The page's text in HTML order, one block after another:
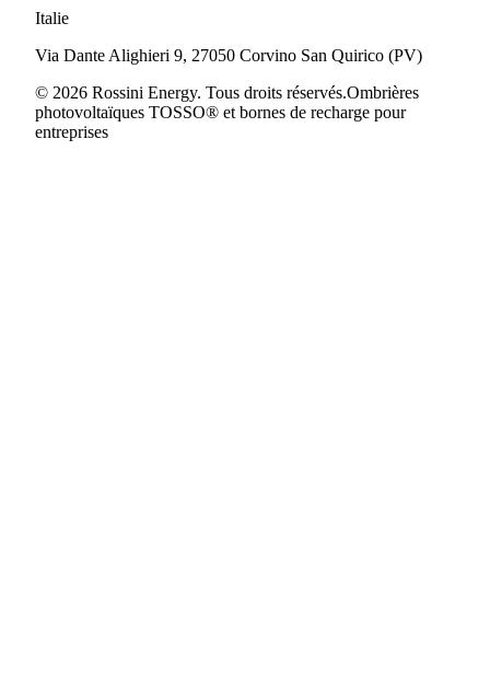
Italie
Via Dante Alighieri 9, 27050 Corvino San Quirico (PV)
© 2026 Rossini Energy. Tous droits réservés.Ombrières
photovoltaïques TOSSO® et bornes de recharge pour
entreprises